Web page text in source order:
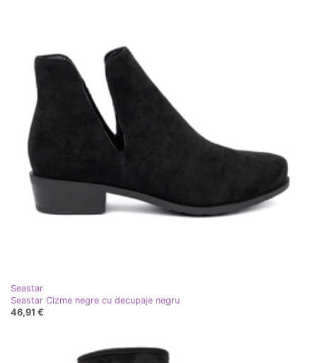
Seastar
Seastar Cizme negre cu decupaje negru
46,91 €